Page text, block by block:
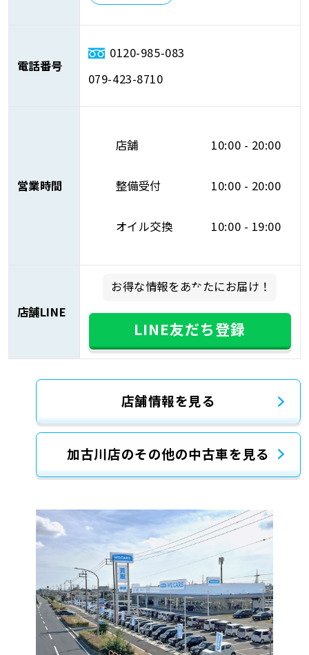
電話番号
0120-985-083
079-423-8710
営業時間
店舗 10:00 - 20:00
整備受付 10:00 - 20:00
オイル交換 10:00 - 19:00
店舗LINE
お得な情報をあなたにお届け！
LINE友だち登録
店舗情報を見る
加古川店のその他の中古車を見る